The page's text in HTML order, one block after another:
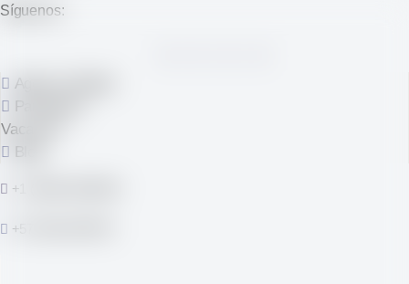
Síguenos:
Agencia Digital
Pandafolio
Vacantes
Blog
+1 (484)-330-8649
+57 300 1937970